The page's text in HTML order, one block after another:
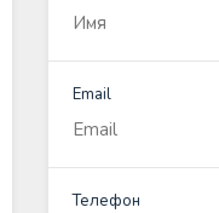
Email
Телефон